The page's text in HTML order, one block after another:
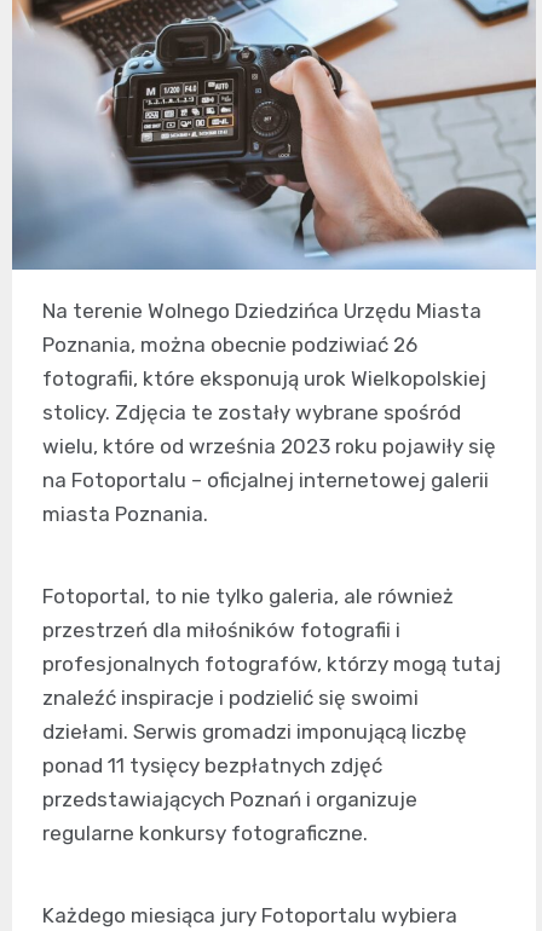
Na terenie Wolnego Dziedzińca Urzędu Miasta
Poznania, można obecnie podziwiać 26
fotografii, które eksponują urok Wielkopolskiej
stolicy. Zdjęcia te zostały wybrane spośród
wielu, które od września 2023 roku pojawiły się
na Fotoportalu – oficjalnej internetowej galerii
miasta Poznania.
Fotoportal, to nie tylko galeria, ale również
przestrzeń dla miłośników fotografii i
profesjonalnych fotografów, którzy mogą tutaj
znaleźć inspiracje i podzielić się swoimi
dziełami. Serwis gromadzi imponującą liczbę
ponad 11 tysięcy bezpłatnych zdjęć
przedstawiających Poznań i organizuje
regularne konkursy fotograficzne.
Każdego miesiąca jury Fotoportalu wybiera